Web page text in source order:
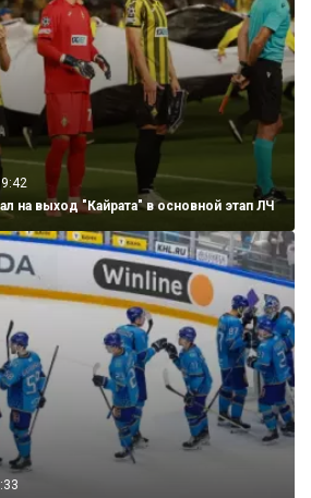
на выход "Кайрата" в основной этап ЛЧ